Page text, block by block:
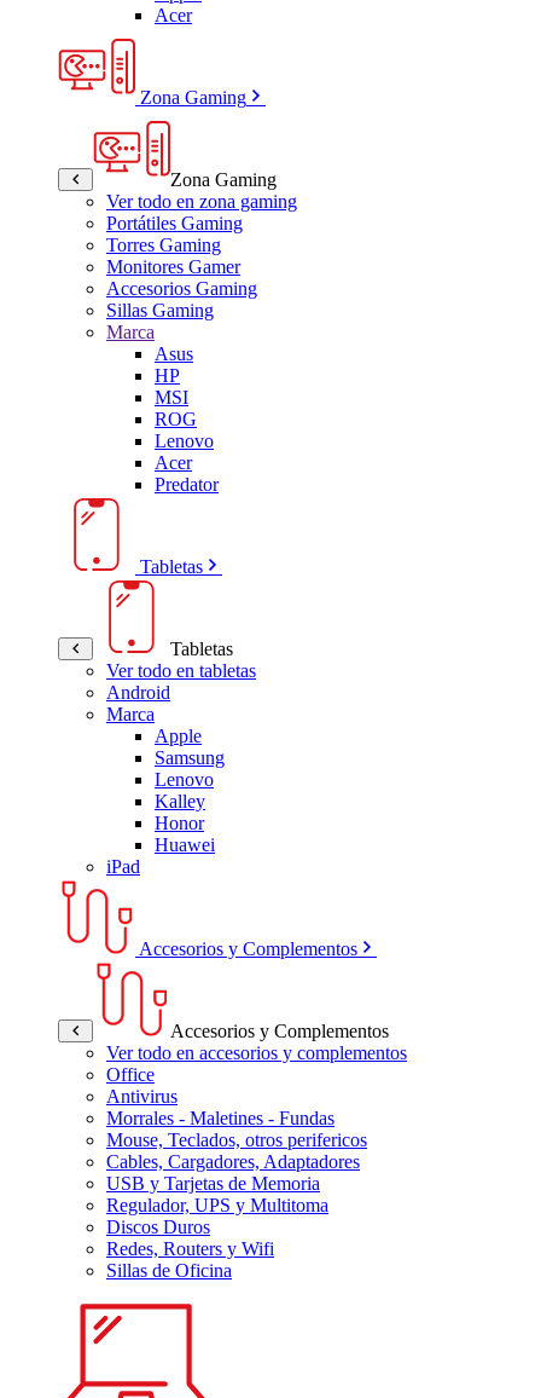
Acer
Zona Gaming
Zona Gaming
Ver todo en zona gaming
Portátiles Gaming
Torres Gaming
Monitores Gamer
Accesorios Gaming
Sillas Gaming
Marca
Asus
HP
MSI
ROG
Lenovo
Acer
Predator
Tabletas
Tabletas
Ver todo en tabletas
Android
Marca
Apple
Samsung
Lenovo
Kalley
Honor
Huawei
iPad
Accesorios y Complementos
Accesorios y Complementos
Ver todo en accesorios y complementos
Office
Antivirus
Morrales - Maletines - Fundas
Mouse, Teclados, otros perifericos
Cables, Cargadores, Adaptadores
USB y Tarjetas de Memoria
Regulador, UPS y Multitoma
Discos Duros
Redes, Routers y Wifi
Sillas de Oficina